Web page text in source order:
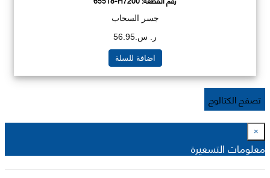
جسر السحاب
ر. س.56.95
اضافة للسلة
تصفح الكتالوج
×
معلومات التسعيرة